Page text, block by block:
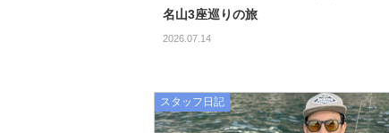
名山3座巡りの旅
2026.07.14
スタッフ日記